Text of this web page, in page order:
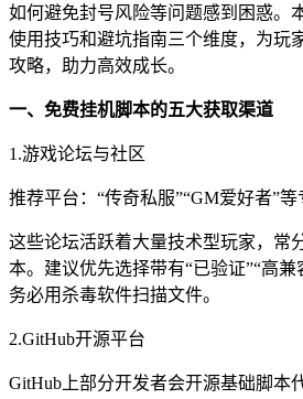
如何避免封号风险等问题感到困惑。
使用技巧和避坑指南三个维度，为玩
攻略，助力高效成长。
一、免费挂机脚本的五大获取渠道
1.游戏论坛与社区
推荐平台：“传奇私服”“GM爱好者”
这些论坛活跃着大量技术型玩家，常
本。建议优先选择带有“已验证”“高
务必用杀毒软件扫描文件。
2.GitHub开源平台
GitHub上部分开发者会开源基础脚本